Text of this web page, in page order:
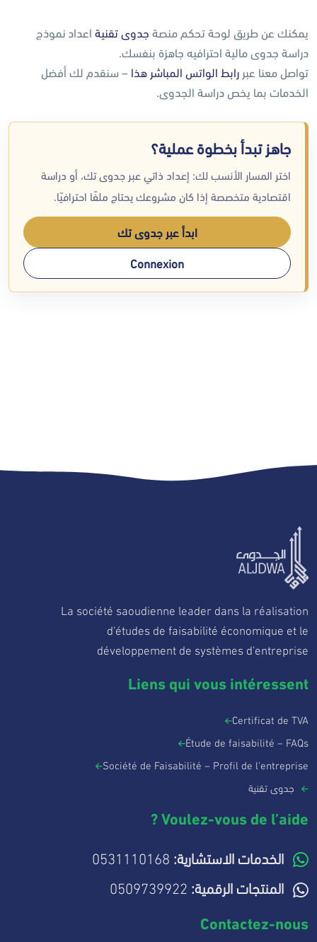
يمكنك عن طريق لوحة تحكم منصة جدوى تقنية اعداد نموذج
دراسة جدوى مالية احترافيه جاهزة بنفسك.
تواصل معنا عبر رابط الواتس المباشر هذا – سنقدم لك أفضل
الخدمات بما يخص دراسة الجدوى.
جاهز تبدأ بخطوة عملية؟
اختر المسار الأنسب لك: إعداد ذاتي عبر جدوى تك، أو دراسة
اقتصادية متخصصة إذا كان مشروعك يحتاج ملفًا احترافيًا.
ابدأ عبر جدوى تك
Connexion
La société saoudienne leader dans la réalisation
d'études de faisabilité économique et le
développement de systèmes d'entreprise
Liens qui vous intéressent
Certificat de TVA
Étude de faisabilité – FAQs
Société de Faisabilité – Profil de l'entreprise
جدوى تقنية
Voulez-vous de l’aide ?
الخدمات الاستشارية:
المنتجات الرقمية:
Contactez-nous